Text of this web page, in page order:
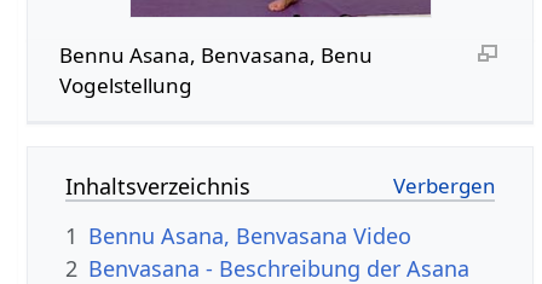
Bennu Asana, Benvasana, Benu
Vogelstellung
Inhaltsverzeichnis
1 Bennu Asana, Benvasana Video
2 Benvasana - Beschreibung der Asana